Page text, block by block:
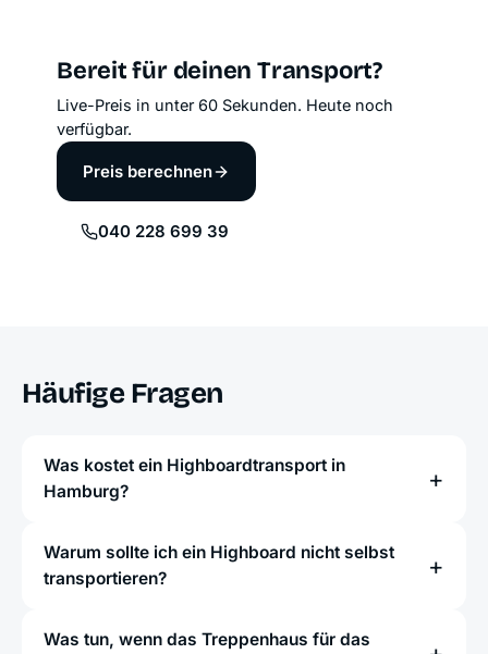
Bereit für deinen Transport?
Live-Preis in unter 60 Sekunden. Heute noch
verfügbar.
Preis berechnen
040 228 699 39
Häufige Fragen
Was kostet ein Highboardtransport in
Hamburg?
Warum sollte ich ein Highboard nicht selbst
transportieren?
Was tun, wenn das Treppenhaus für das